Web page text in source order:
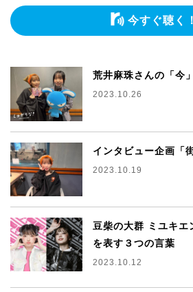
今すぐ聴く！
荒井麻珠さんの「今
2023.10.26
インタビュー企画「
2023.10.19
豆柴の大群 ミユキエ
を表す３つの言葉
2023.10.12